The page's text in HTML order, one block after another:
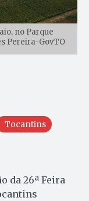
no Parque
Pereira-GovTO
Tocantins
da 26ª Feira